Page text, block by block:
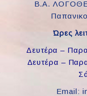
Β.Α.
Ώρες
Δευτέρα –
Δευτέρα –
Email: